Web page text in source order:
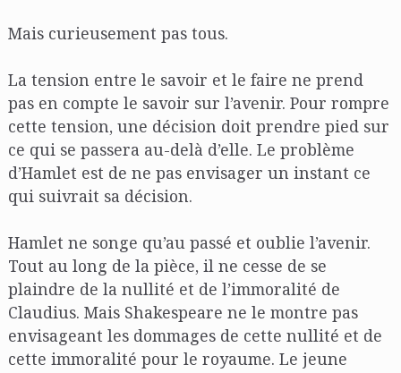
Mais curieusement pas tous.
La tension entre le savoir et le faire ne prend
pas en compte le savoir sur l’avenir. Pour rompre
cette tension, une décision doit prendre pied sur
ce qui se passera au-delà d’elle. Le problème
d’Hamlet est de ne pas envisager un instant ce
qui suivrait sa décision.
Hamlet ne songe qu’au passé et oublie l’avenir.
Tout au long de la pièce, il ne cesse de se
plaindre de la nullité et de l’immoralité de
Claudius. Mais Shakespeare ne le montre pas
envisageant les dommages de cette nullité et de
cette immoralité pour le royaume. Le jeune